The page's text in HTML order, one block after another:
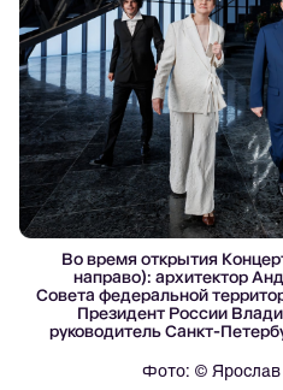
Во время открытия
направо): архитектор
Совета федеральной
Президент России
руководитель Санкт-
Фото: © Ярослав